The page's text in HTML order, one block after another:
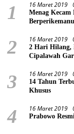
1 16 Maret 2019
Menag Kecam
2 16 Maret 2019
2 Hari Hilang,
Cipalawah
3 16 Maret 2019
14 Tahun
Khusus
4 16 Maret 2019
Prabowo